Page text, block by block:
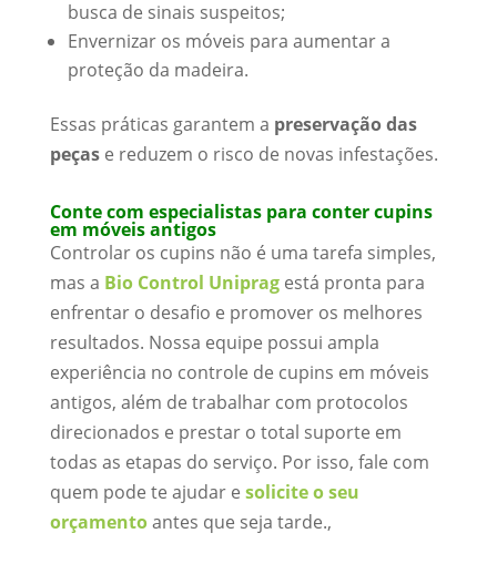
busca de sinais suspeitos;
Envernizar os móveis para aumentar a
proteção da madeira.
Essas práticas garantem a preservação das
peçase reduzem o risco de novas infestações.
Conte com especialistas para conter cupins
em móveis antigos
Controlar os cupins não é uma tarefa simples,
mas a Bio Control Unipragestá pronta para
enfrentar o desafio e promover os melhores
resultados. Nossa equipe possui ampla
experiência no controle de cupins em móveis
antigos, além de trabalhar com protocolos
direcionados e prestar o total suporte em
todas as etapas do serviço. Por isso, fale com
quem pode te ajudar e solicite o seu
orçamentoantes que seja tarde.,